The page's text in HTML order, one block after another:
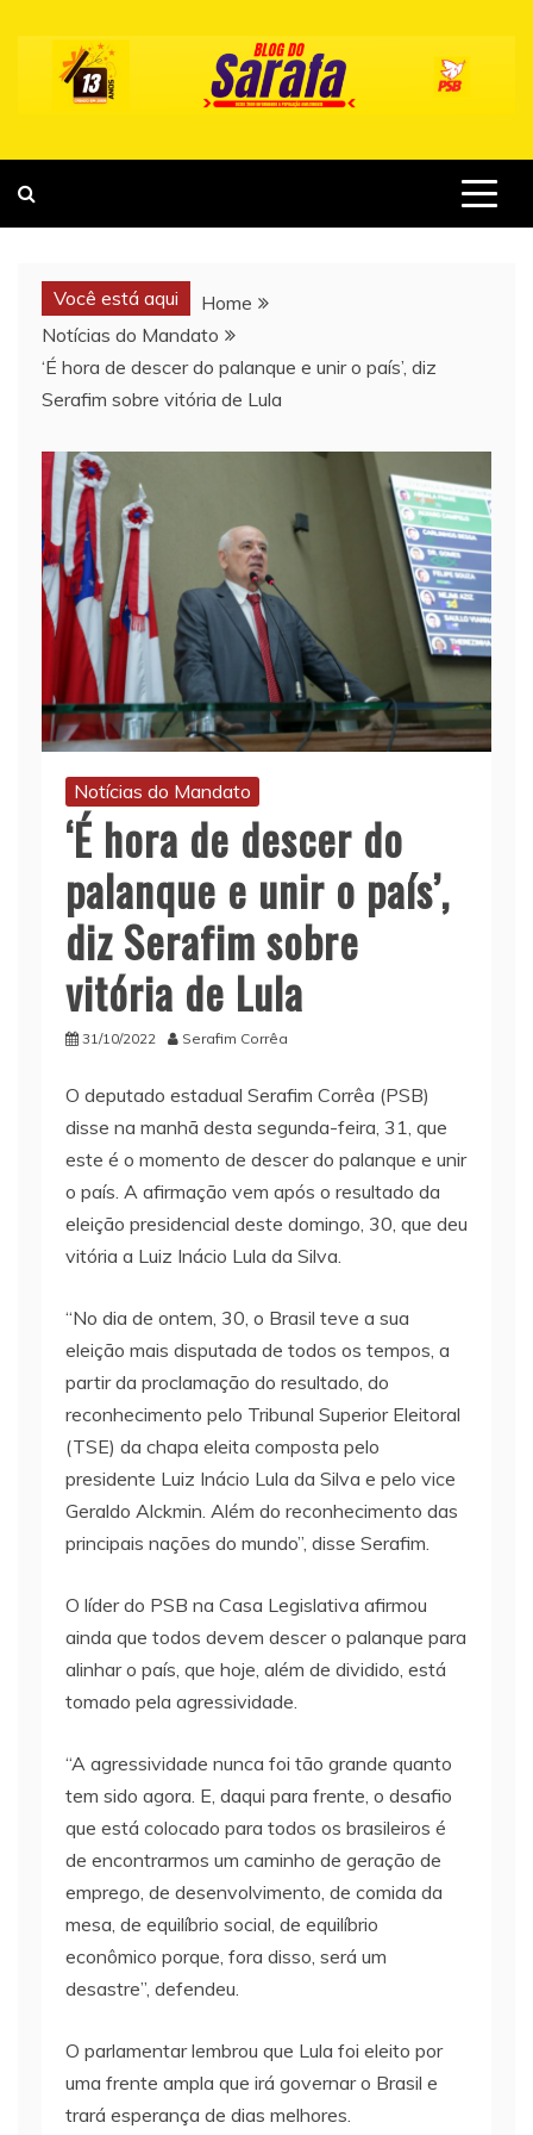
content
Você está aqui
Home
Notícias do Mandato
‘É hora de descer do palanque e unir o país’, diz
Serafim sobre vitória de Lula
Notícias do Mandato
‘É hora de descer do
palanque e unir o país’,
diz Serafim sobre
vitória de Lula
31/10/2022 Serafim Corrêa
O deputado estadual Serafim Corrêa (PSB)
disse na manhã desta segunda-feira, 31, que
este é o momento de descer do palanque e unir
o país. A afirmação vem após o resultado da
eleição presidencial deste domingo, 30, que deu
vitória a Luiz Inácio Lula da Silva.
“No dia de ontem, 30, o Brasil teve a sua
eleição mais disputada de todos os tempos, a
partir da proclamação do resultado, do
reconhecimento pelo Tribunal Superior Eleitoral
(TSE) da chapa eleita composta pelo
presidente Luiz Inácio Lula da Silva e pelo vice
Geraldo Alckmin. Além do reconhecimento das
principais nações do mundo”, disse Serafim.
O líder do PSB na Casa Legislativa afirmou
ainda que todos devem descer o palanque para
alinhar o país, que hoje, além de dividido, está
tomado pela agressividade.
“A agressividade nunca foi tão grande quanto
tem sido agora. E, daqui para frente, o desafio
que está colocado para todos os brasileiros é
de encontrarmos um caminho de geração de
emprego, de desenvolvimento, de comida da
mesa, de equilíbrio social, de equilíbrio
econômico porque, fora disso, será um
desastre”, defendeu.
O parlamentar lembrou que Lula foi eleito por
uma frente ampla que irá governar o Brasil e
trará esperança de dias melhores.